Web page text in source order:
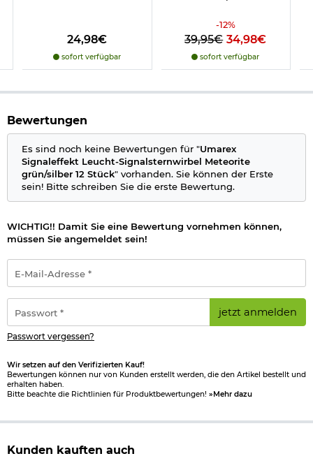
Herstellerinformationen
24,98€
sofort verfügbar
-12%
39,95€ 34,98€
sofort verfügbar
Bewertungen
Es sind noch keine Bewertungen für "Umarex
Signaleffekt Leucht-Signalsternwirbel Meteorite
grün/silber 12 Stück" vorhanden. Sie können der Erste
sein! Bitte schreiben Sie die erste Bewertung.
WICHTIG!! Damit Sie eine Bewertung vornehmen können,
müssen Sie angemeldet sein!
Mail-
Adresse
*
jetzt anmelden
Passwort vergessen?
Wir setzen auf den Verifizierten Kauf!
Bewertungen können nur von Kunden erstellt werden, die den Artikel bestellt und
erhalten haben.
Bitte beachte die Richtlinien für Produktbewertungen! »Mehr dazu
Kunden kauften auch